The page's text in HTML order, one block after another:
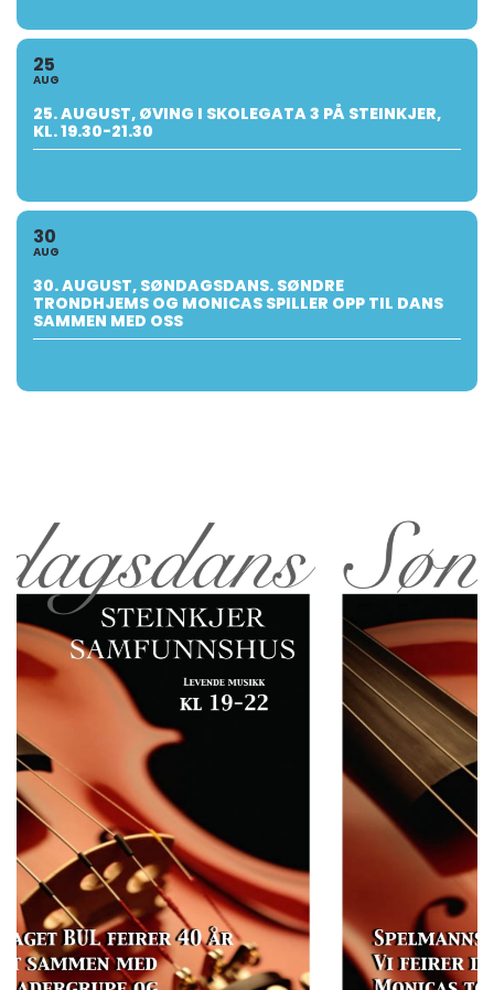
25
AUG
25. AUGUST, ØVING I SKOLEGATA 3 PÅ STEINKJER,
KL. 19.30-21.30
30
AUG
30. AUGUST, SØNDAGSDANS. SØNDRE
TRONDHJEMS OG MONICAS SPILLER OPP TIL DANS
SAMMEN MED OSS